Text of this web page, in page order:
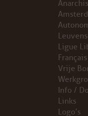
ABONNEMENT
Ligue
Français
Vrije
Info /
Links
Logo’s